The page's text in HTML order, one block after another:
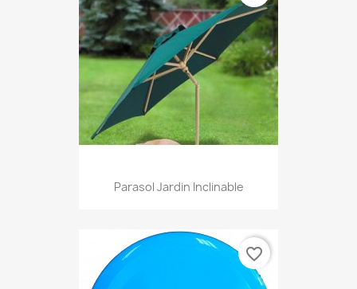
Parasol Jardin Inclinable
favorite_border